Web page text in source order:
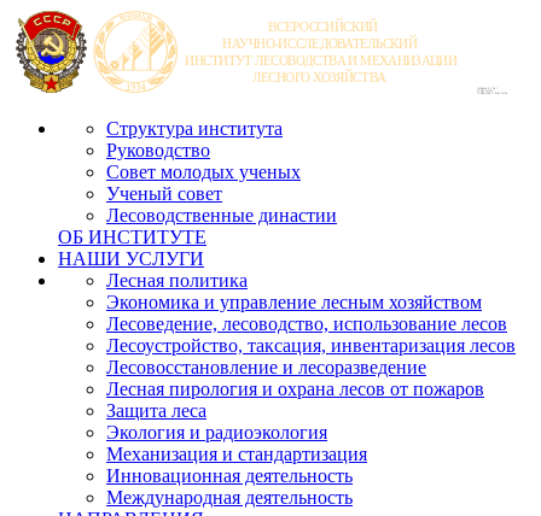
Структура института
Руководство
Совет молодых ученых
Ученый совет
Лесоводственные династии
ОБ ИНСТИТУТЕ
НАШИ УСЛУГИ
Лесная политика
Экономика и управление лесным хозяйством
Лесоведение, лесоводство, использование лесов
Лесоустройство, таксация, инвентаризация лесов
Лесовосстановление и лесоразведение
Лесная пирология и охрана лесов от пожаров
Защита леса
Экология и радиоэкология
Механизация и стандартизация
Инновационная деятельность
Международная деятельность